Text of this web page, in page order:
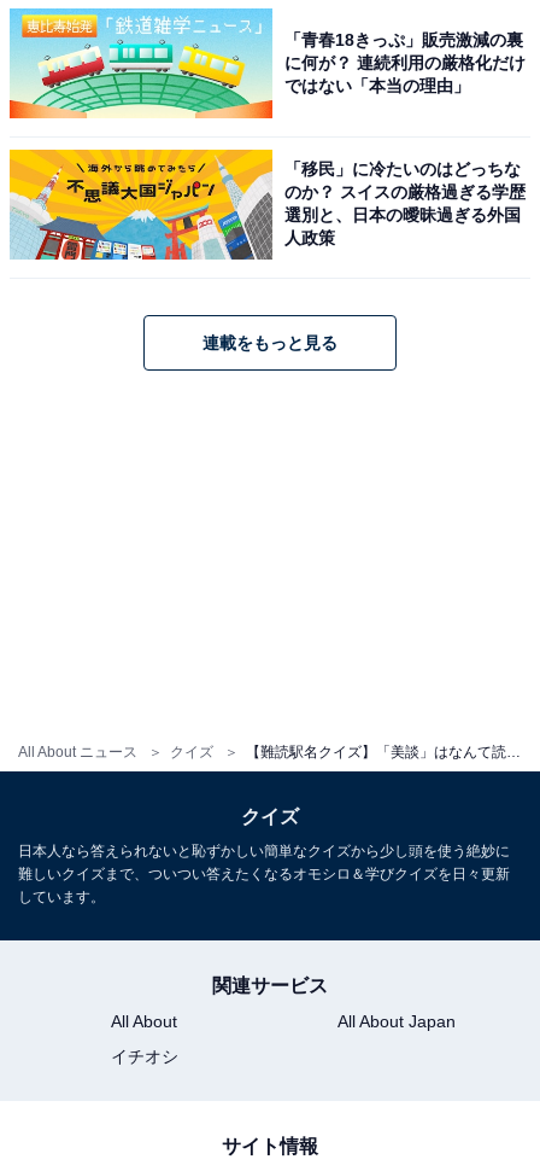
All About ニュース クイズ 【難読駅名クイズ】「美談」はなんて読む？ “びだん”駅ではありません！
「青春18きっぷ」販売激減の裏
に何が？ 連続利用の厳格化だけ
ではない「本当の理由」
「移民」に冷たいのはどっちな
のか？ スイスの厳格過ぎる学歴
選別と、日本の曖昧過ぎる外国
人政策
連載をもっと見る
クイズ
日本人なら答えられないと恥ずかしい簡単なクイズから少し頭を使う絶妙に
難しいクイズまで、ついつい答えたくなるオモシロ＆学びクイズを日々更新
しています。
関連サービス
All About
All About Japan
イチオシ
サイト情報